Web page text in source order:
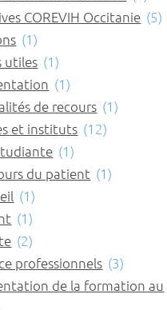
COREVIH Occitanie (5)
(1)
utiles (1)
(1)
de recours (1)
et instituts (12)
(1)
du patient (1)
(1)
(1)
(2)
professionnels (3)
de la formation au